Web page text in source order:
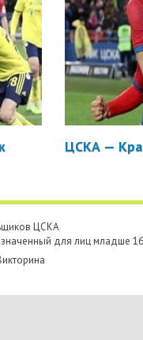
ЦСКА —
ЦСКА
для лиц младше